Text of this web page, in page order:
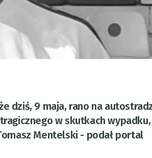
dziś, 9 maja, rano na
w skutkach
Mentelski - podał portal